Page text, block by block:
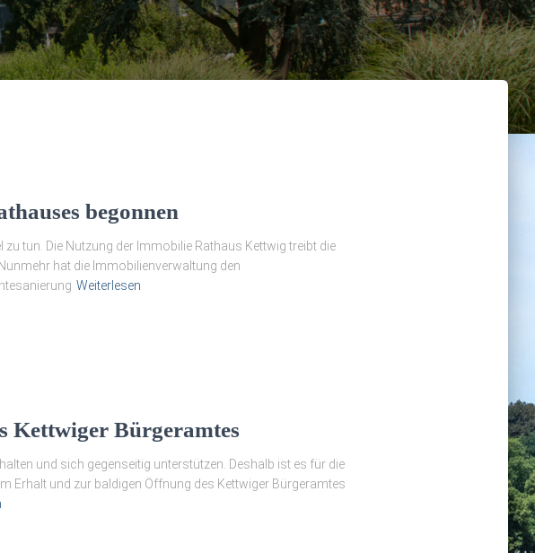
begonnen
tun. Die Nutzung der Immobilie Rathaus Kettwig treibt die
hat die Immobilienverwaltung den
Weiterlesen
Kettwiger Bürgeramtes
und sich gegenseitig unterstützen. Deshalb ist es für die
Erhalt und zur baldigen Öffnung des Kettwiger Bürgeramtes